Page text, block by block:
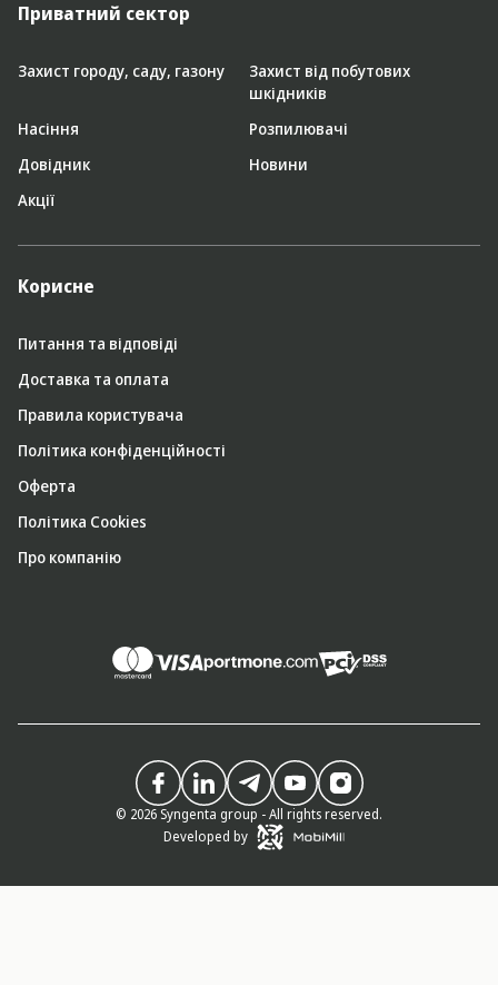
Приватний сектор
Захист городу, саду, газону
Захист від побутових
шкідників
Насіння
Розпилювачі
Довідник
Новини
Акції
Корисне
Питання та відповіді
Доставка та оплата
Правила користувача
Політика конфіденційності
Оферта
Політика Cookies
Про компанію
© 2026 Syngenta group - All rights reserved.
Developed by